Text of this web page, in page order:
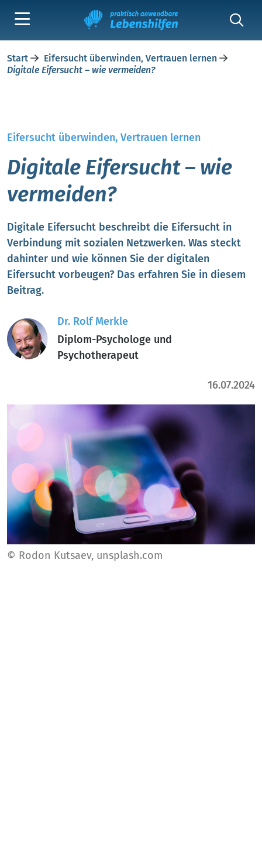
Start
Eifersucht überwinden, Vertrauen lernen
Digitale Eifersucht – wie vermeiden?
Eifersucht überwinden, Vertrauen lernen
Digitale Eifersucht – wie
vermeiden?
Digitale Eifersucht beschreibt die Eifersucht in
Verbindung mit sozialen Netzwerken. Was steckt
dahinter und wie können Sie der digitalen
Eifersucht vorbeugen? Das erfahren Sie in diesem
Beitrag.
Dr. Rolf Merkle
Diplom-Psychologe und
Psychotherapeut
16.07.2024
© Rodon Kutsaev, unsplash.com